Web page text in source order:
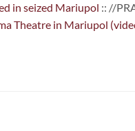
in seized Mariupol :: //
Theatre in Mariupol